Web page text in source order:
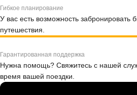
Гибкое планирование
У вас есть возможность забронировать
путешествия.
Гарантированная поддержка
Нужна помощь? Свяжитесь с нашей
время вашей поездки.